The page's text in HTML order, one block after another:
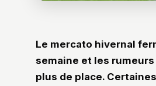
Le mercato hivernal
semaine et les
plus de place.